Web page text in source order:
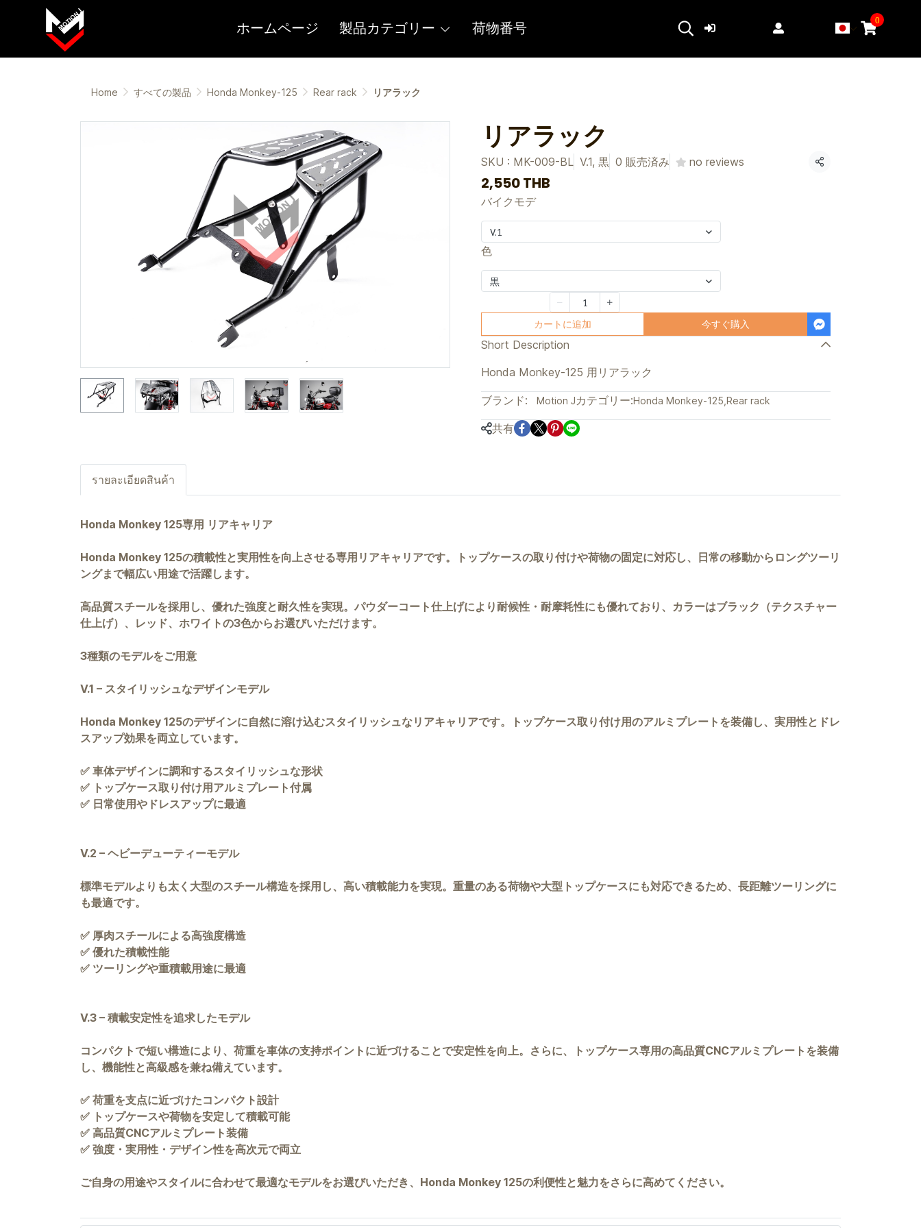
ホームページ 製品カテゴリー 荷物番号 ログイン 登録する
0
Home すべての製品 Honda Monkey-125 Rear rack リアラック
リアラック
SKU : MK-009-BL V.1, 黒 0 販売済み no reviews 共有
2,550 THB
バイクモデ
V.1
色
黒
カートに追加
今すぐ購入
Short Description
Honda Monkey-125 用リアラック
ブランド: Motion Jカテゴリー:Honda Monkey-125 Rear rack
共有
รายละเอียดสินค้า
Honda Monkey 125専用 リアキャリア
Honda Monkey 125の積載性と実用性を向上させる専用リアキャリアです。トップケースの取り付けや荷物の固定に対応し、日常の移動からロングツーリ
ングまで幅広い用途で活躍します。
高品質スチールを採用し、優れた強度と耐久性を実現。パウダーコート仕上げにより耐候性・耐摩耗性にも優れており、カラーはブラック（テクスチャー
仕上げ）、レッド、ホワイトの3色からお選びいただけます。
3種類のモデルをご用意
V.1 – スタイリッシュなデザインモデル
Honda Monkey 125のデザインに自然に溶け込むスタイリッシュなリアキャリアです。トップケース取り付け用のアルミプレートを装備し、実用性とドレ
スアップ効果を両立しています。
✅ 車体デザインに調和するスタイリッシュな形状
✅ トップケース取り付け用アルミプレート付属
✅ 日常使用やドレスアップに最適
V.2 – ヘビーデューティーモデル
標準モデルよりも太く大型のスチール構造を採用し、高い積載能力を実現。重量のある荷物や大型トップケースにも対応できるため、長距離ツーリングに
も最適です。
✅ 厚肉スチールによる高強度構造
✅ 優れた積載性能
✅ ツーリングや重積載用途に最適
V.3 – 積載安定性を追求したモデル
コンパクトで短い構造により、荷重を車体の支持ポイントに近づけることで安定性を向上。さらに、トップケース専用の高品質CNCアルミプレートを装備
し、機能性と高級感を兼ね備えています。
✅ 荷重を支点に近づけたコンパクト設計
✅ トップケースや荷物を安定して積載可能
✅ 高品質CNCアルミプレート装備
✅ 強度・実用性・デザイン性を高次元で両立
ご自身の用途やスタイルに合わせて最適なモデルをお選びいただき、Honda Monkey 125の利便性と魅力をさらに高めてください。